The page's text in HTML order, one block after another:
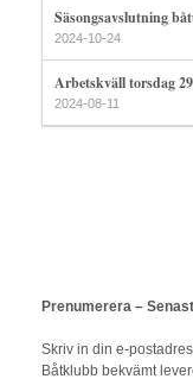
Säsongsavslutning
2024-10-24
Arbetskväll torsdag
2024-08-11
Prenumerera –
Skriv in din e-
Båtklubb bekvämt